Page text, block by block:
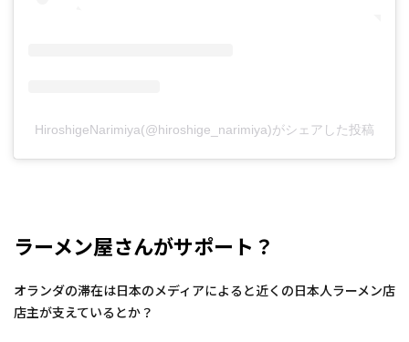
HiroshigeNarimiya(@hiroshige_narimiya)がシェアした投稿
ラーメン屋さんがサポート？
オランダの滞在は日本のメディアによると近くの日本人ラーメン店
店主が支えているとか？